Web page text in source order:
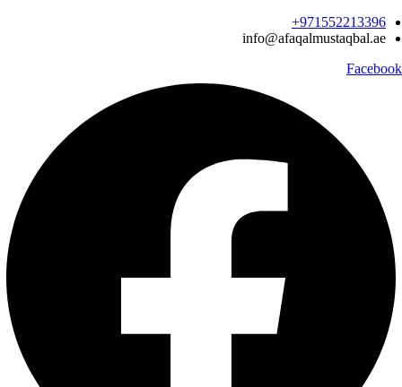
Skip
to
971552213396‬+
info@afaqalmustaqbal.ae
Facebook